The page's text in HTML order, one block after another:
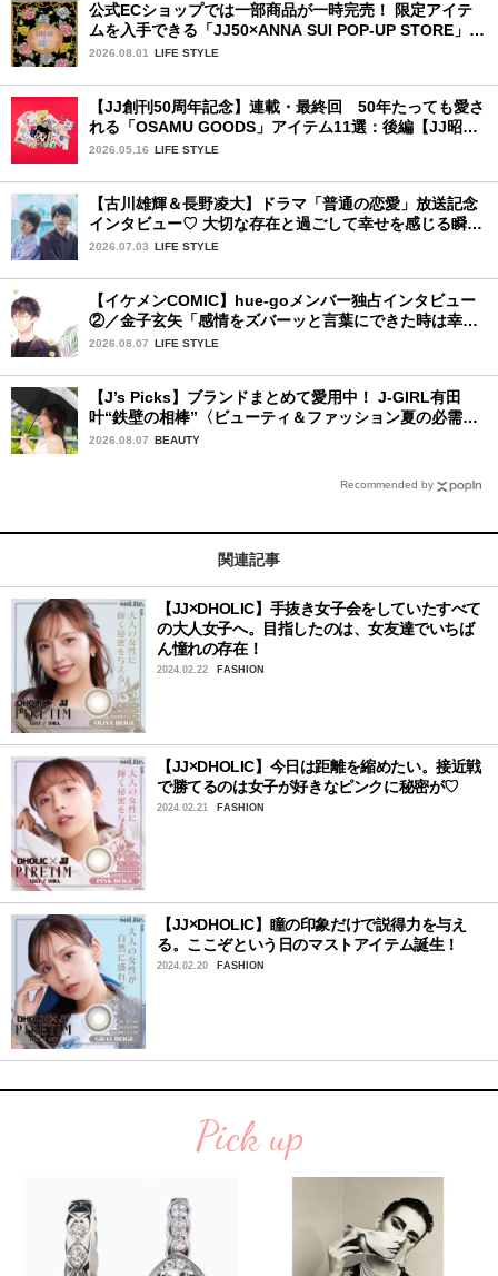
公式ECショップでは一部商品が一時完売！ 限定アイテ
ムを入手できる「JJ50×ANNA SUI POP-UP STORE」が
広島で開催決定
2026.08.01 LIFE STYLE
【JJ創刊50周年記念】連載・最終回 50年たっても愛さ
れる「OSAMU GOODS」アイテム11選：後編【JJ昭和
レトロ学園】
2026.05.16 LIFE STYLE
【古川雄輝＆長野凌大】ドラマ「普通の恋愛」放送記念
インタビュー♡ 大切な存在と過ごして幸せを感じる瞬間
は？
2026.07.03 LIFE STYLE
【イケメンCOMIC】hue-goメンバー独占インタビュー
②／金子玄矢「感情をズバーッと言葉にできた時は幸
せ〜」
2026.08.07 LIFE STYLE
【J’s Picks】ブランドまとめて愛用中！ J-GIRL有田
叶“鉄壁の相棒”〈ビューティ＆ファッション夏の必需
品〉
2026.08.07 BEAUTY
Recommended by
関連記事
【JJ×DHOLIC】手抜き女子会をしていたすべて
の大人女子へ。目指したのは、女友達でいちば
ん憧れの存在！
2024.02.22 FASHION
【JJ×DHOLIC】今日は距離を縮めたい。接近戦
で勝てるのは女子が好きなピンクに秘密が♡
2024.02.21 FASHION
【JJ×DHOLIC】瞳の印象だけで説得力を与え
る。ここぞという日のマストアイテム誕生！
2024.02.20 FASHION
Pick up